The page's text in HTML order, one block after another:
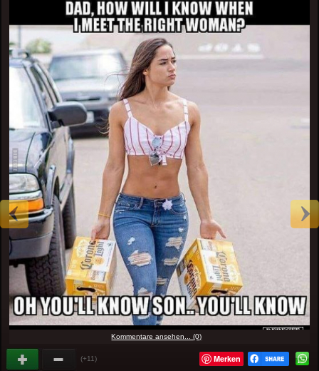
Kommentare ansehen... (0)
(+11) Merken